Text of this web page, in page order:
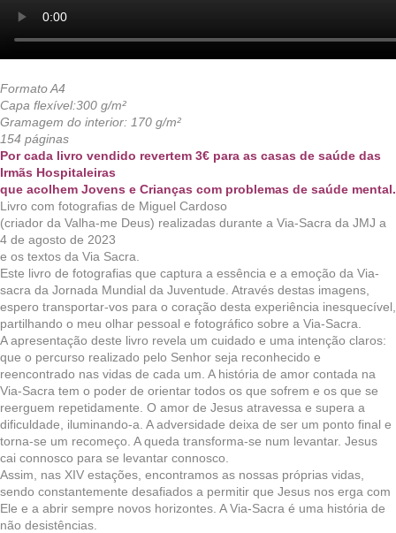
Formato A4
Capa flexível:300 g/m²
Gramagem do interior: 170 g/m²
154 páginas
Por cada livro vendido revertem 3€ para as casas de saúde das
Irmãs Hospitaleiras
que acolhem Jovens e Crianças com problemas de saúde mental.
Livro com fotografias de Miguel Cardoso
(criador da Valha-me Deus) realizadas durante a Via-Sacra da JMJ a
4 de agosto de 2023
e os textos da Via Sacra.
Este livro de fotografias que captura a essência e a emoção da Via-
sacra da Jornada Mundial da Juventude. Através destas imagens,
espero transportar-vos para o coração desta experiência inesquecível,
partilhando o meu olhar pessoal e fotográfico sobre a Via-Sacra.
A apresentação deste livro revela um cuidado e uma intenção claros:
que o percurso realizado pelo Senhor seja reconhecido e
reencontrado nas vidas de cada um. A história de amor contada na
Via-Sacra tem o poder de orientar todos os que sofrem e os que se
reerguem repetidamente. O amor de Jesus atravessa e supera a
dificuldade, iluminando-a. A adversidade deixa de ser um ponto final e
torna-se um recomeço. A queda transforma-se num levantar. Jesus
cai connosco para se levantar connosco.
Assim, nas XIV estações, encontramos as nossas próprias vidas,
sendo constantemente desafiados a permitir que Jesus nos erga com
Ele e a abrir sempre novos horizontes. A Via-Sacra é uma história de
não desistências.